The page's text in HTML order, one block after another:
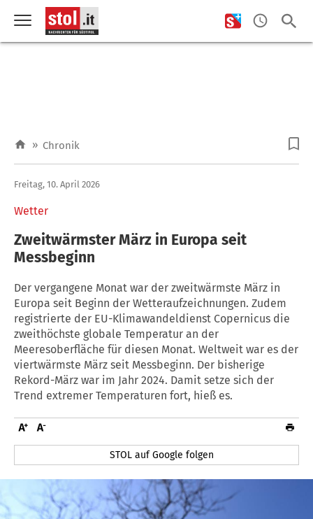
» Chronik
Wetter
Freitag, 10. April 2026
Zweitwärmster März in Europa seit
Messbeginn
Der vergangene Monat war der zweitwärmste März in
Europa seit Beginn der Wetteraufzeichnungen. Zudem
registrierte der EU-Klimawandeldienst Copernicus die
zweithöchste globale Temperatur an der
Meeresoberfläche für diesen Monat. Weltweit war es der
viertwärmste März seit Messbeginn. Der bisherige
Rekord-März war im Jahr 2024. Damit setze sich der
Trend extremer Temperaturen fort, hieß es.
STOL auf Google folgen